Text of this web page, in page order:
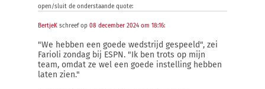
open/sluit de onderstaande quote:
BertjeK schreef op 08 december 2024 om 18:16:
"We hebben een goede wedstrijd gespeeld", zei
Farioli zondag bij ESPN. "Ik ben trots op mijn
team, omdat ze wel een goede instelling hebben
laten zien."